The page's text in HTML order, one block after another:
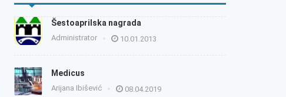
Šestoaprilska nagrada
Administrator 10.01.2013
Medicus
Arijana Ibišević 08.04.2019